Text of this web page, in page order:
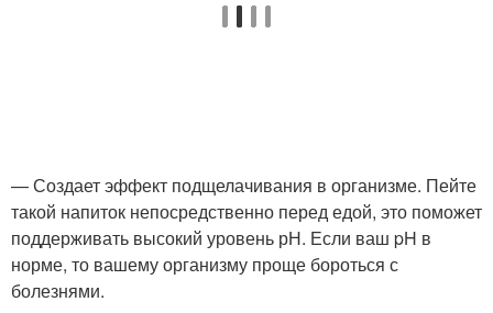
— Создает эффект подщелачивания в организме. Пейте
такой напиток непосредственно перед едой, это поможет
поддерживать высокий уровень рН. Если ваш pH в
норме, то вашему организму проще бороться с
болезнями.